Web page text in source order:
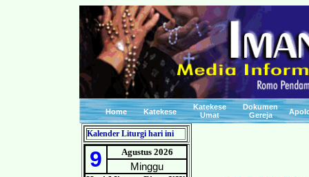
Home Katekese
Katekese
Umat
Dokumen
Gereja
Kalender Liturgi hari ini